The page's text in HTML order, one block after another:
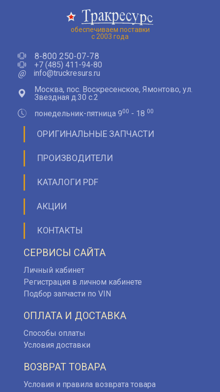
обеспечиваем поставки
с 2003 года
8-800 250-07-78
+7 (485) 411-94-80
@
info@truckresurs.ru
Москва, пос. Воскресенское, Ямонтово, ул.
Звездная д.30 с.2
понедельник-пятница 900 - 18 00
ОРИГИНАЛЬНЫЕ ЗАПЧАСТИ
ПРОИЗВОДИТЕЛИ
КАТАЛОГИ PDF
АКЦИИ
КОНТАКТЫ
СЕРВИСЫ САЙТА
Личный кабинет
Регистрация в личном кабинете
Подбор запчасти по VIN
ОПЛАТА И ДОСТАВКА
Способы оплаты
Условия доставки
ВОЗВРАТ ТОВАРА
Условия и правила возврата товара